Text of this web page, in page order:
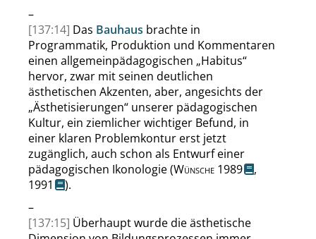
–
[137:14] Das Bauhaus brachte in
Programmatik, Produktion und Kommentaren
einen allgemeinpädagogischen „Habitus“
hervor, zwar mit seinen deutlichen
ästhetischen Akzenten, aber, angesichts der
„Ästhetisierungen“ unserer pädagogischen
Kultur, ein ziemlicher wichtiger Befund, in
einer klaren Problemkontur erst jetzt
zugänglich, auch schon als Entwurf einer
pädagogischen Ikonologie (Wünsche 1989
,
1991
).
–
[137:15] Überhaupt wurde die ästhetische